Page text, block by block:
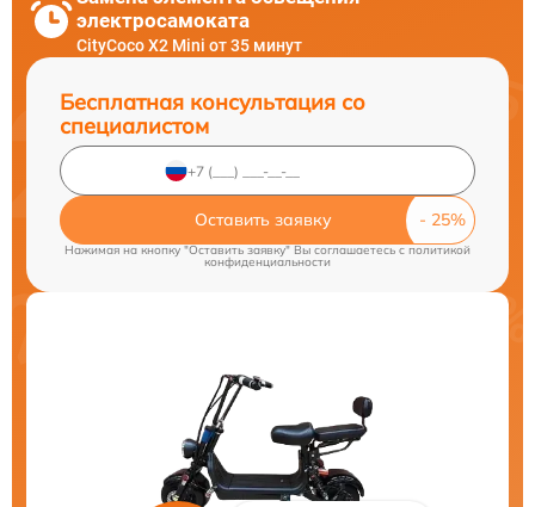
электросамоката
CityCoco X2 Mini от 35 минут
Бесплатная консультация со
специалистом
Оставить заявку
Нажимая на кнопку "Оставить заявку" Вы соглашаетесь cполитикой
конфиденциальности